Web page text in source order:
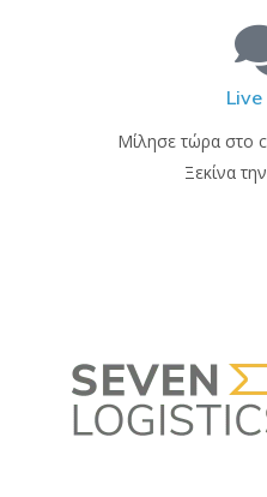
Μίλησε τώρα στο
Ξεκίνα